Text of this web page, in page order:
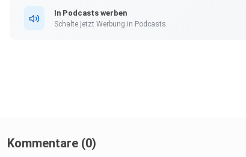
In Podcasts werben
Schalte jetzt Werbung in Podcasts.
Kommentare (0)